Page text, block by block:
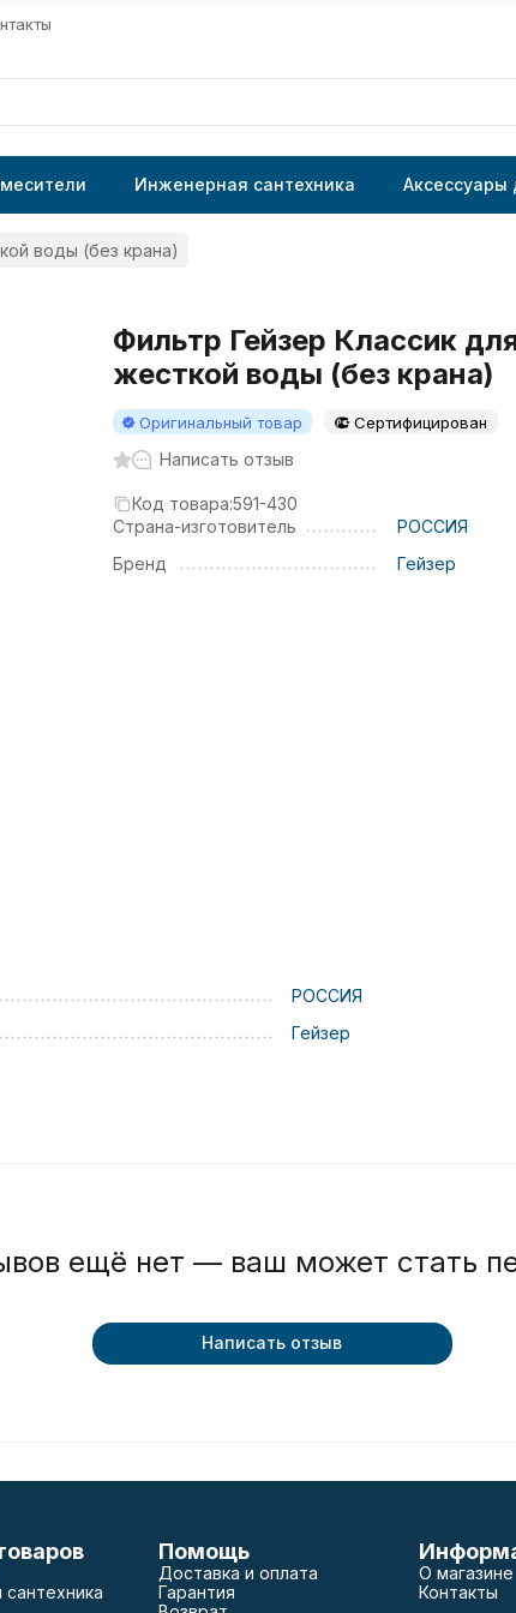
Инженерная сантехника Аксессуары
воды (без крана)
Фильтр Гейзер Классик
жесткой воды (без крана)
Оригинальный товар Сертифицирован
Написать отзыв
Код товара:591-430
Страна-изготовитель
РОССИЯ
Бренд
Гейзер
РОССИЯ
Гейзер
ещё нет — ваш может стать
Написать отзыв
Помощь
Доставка и оплата
Гарантия
О магазине
Контакты